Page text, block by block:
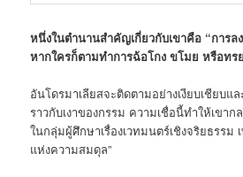
หนึ่งในตำนานสำคัญเกี่ยวกับเขาคือ “การ
หากใครก็ตามทำการฉ้อโกง ขโมย หรือท
อันโดรมาเลียสจะติดตามอย่างเงียบเชียบแ
ราวกับเงาของกรรม ความเชื่อนี้ทำให้เขา
ในกลุ่มผู้ศึกษาเรื่องเวทมนตร์เชิงจริยธรรม
แห่งความสมดุล”